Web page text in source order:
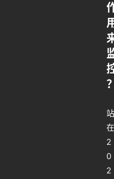
站
在
2
0
2